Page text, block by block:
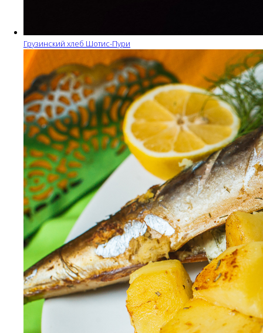
Грузинский хлеб Шотис-Пури